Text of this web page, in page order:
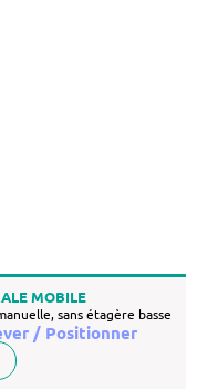
MOBILE
sans étagère basse